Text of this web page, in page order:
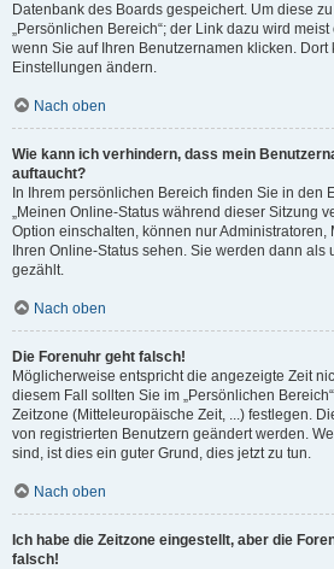
Datenbank des Boards gespeichert. Um diese
„Persönlichen Bereich“; der Link dazu wird
wenn Sie auf Ihren Benutzernamen klicken. Dort
Einstellungen ändern.
Nach oben
Wie kann ich verhindern, dass mein
auftaucht?
In Ihrem persönlichen Bereich finden Sie in den
„Meinen Online-Status während dieser Sitzung
Option einschalten, können nur Administratoren,
Ihren Online-Status sehen. Sie werden dann als
gezählt.
Nach oben
Die Forenuhr geht falsch!
Möglicherweise entspricht die angezeigte Zeit
diesem Fall sollten Sie im „Persönlichen
Zeitzone (Mitteleuropäische Zeit, ...) festlegen.
von registrierten Benutzern geändert werden.
sind, ist dies ein guter Grund, dies jetzt zu tun.
Nach oben
Ich habe die Zeitzone eingestellt, aber die
falsch!